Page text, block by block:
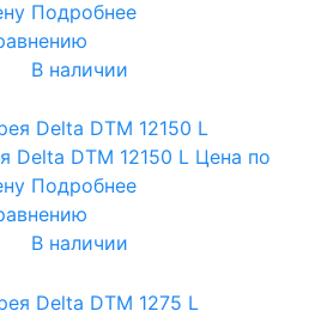
Подробнее
В наличии
Delta DTM 12150 L Цена по
Подробнее
В наличии